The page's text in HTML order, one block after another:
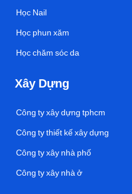
Học Nail
Học phun xăm
Học chăm sóc da
Xây Dựng
Công ty xây dựng tphcm
Công ty thiết kế xây dựng
Công ty xây nhà phố
Công ty xây nhà ở